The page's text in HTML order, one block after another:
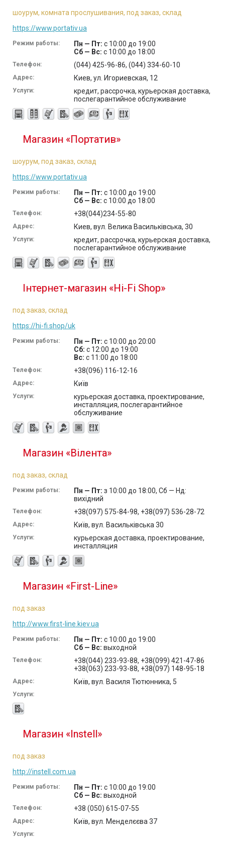
шоурум, комната прослушивания, под заказ, склад
https://www.portativ.ua
Режим работы: Пн — Пт: с 10:00 до 19:00
Сб — Вс: с 10:00 до 18:00
Телефон: (044) 425-96-86, (044) 334-60-10
Адрес: Киев, ул. Игориевская, 12
Услуги:
кредит, рассрочка, курьерская доставка,
послегарантийное обслуживание
Магазин «Портатив»
шоурум, под заказ, склад
https://www.portativ.ua
Режим работы: Пн — Пт: с 10:00 до 19:00
Сб — Вс: с 10:00 до 18:00
Телефон: +38(044)234-55-80
Адрес: Киев, вул. Велика Васильківська, 30
Услуги:
кредит, рассрочка, курьерская доставка,
послегарантийное обслуживание
Інтернет-магазин «Hi-Fi Shop»
под заказ, склад
https://hi-fi.shop/uk
Режим работы: Пн — Пт: с 10:00 до 20:00
Сб: с 12:00 до 19:00
Вс: с 11:00 до 18:00
Телефон: +38(096) 116-12-16
Адрес: Київ
Услуги:
курьерская доставка, проектирование,
инсталляция, послегарантийное
обслуживание
Магазин «Вілента»
под заказ, склад
Режим работы: Пн — Пт: з 10:00 до 18:00, Сб — Нд:
вихідний
Телефон: +38(097) 575-84-98, +38(097) 536-28-72
Адрес: Київ, вул. Васильківська 30
Услуги:
курьерская доставка, проектирование,
инсталляция
Магазин «First-Line»
под заказ
http://www.first-line.kiev.ua
Режим работы: Пн — Пт: с 10:00 до 19:00
Сб — Вс: выходной
Телефон:
+38(044) 233-93-88, +38(099) 421-47-86
+38(063) 233-93-88, +38(097) 148-95-18
Адрес: Київ, вул. Василя Тютюнника, 5
Услуги:
Магазин «Instell»
под заказ
http://instell.com.ua
Режим работы: Пн — Пт: с 10:00 до 19:00
Сб — Вс: выходной
Телефон: +38 (050) 615-07-55
Адрес: Київ, вул. Менделєєва 37
Услуги: